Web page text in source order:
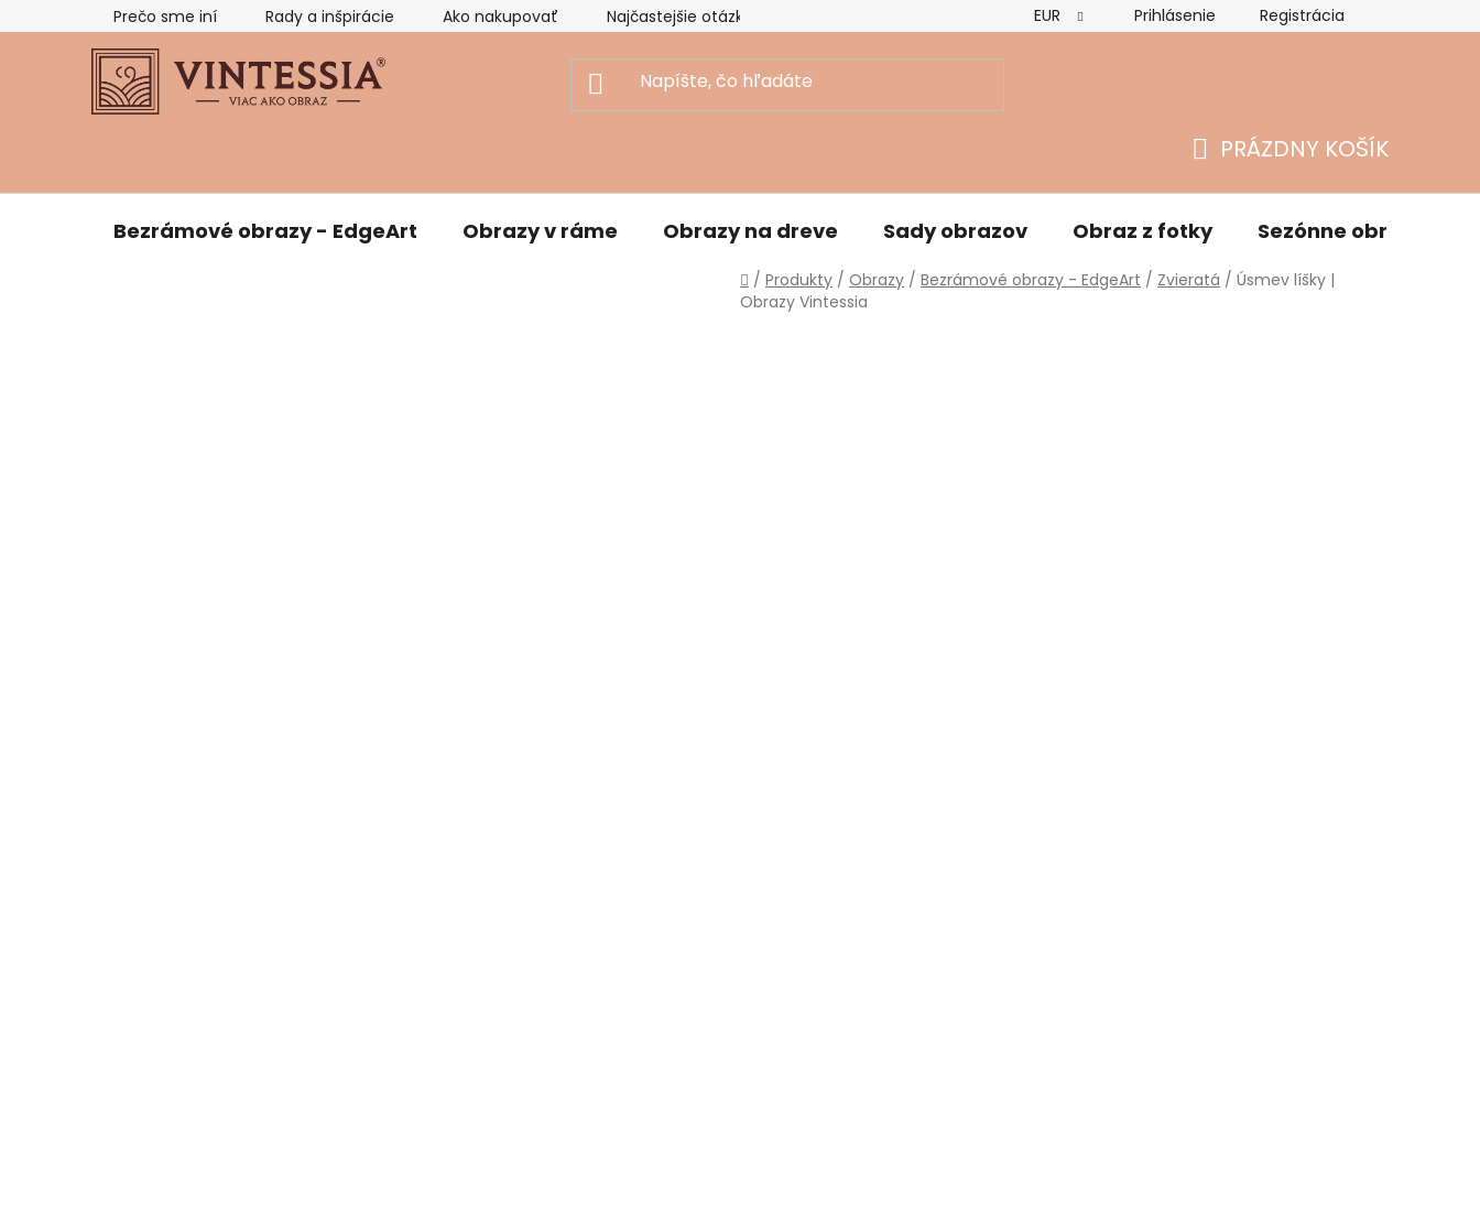
na
Prečo sme iní Rady a inšpirácie Ako nakupovať Najčastejšie otázky Hodnotenie obchodu Vrátenie tovaru a reklamácie
EUR Prihlásenie Registrácia
KOŠÍK
PRÁZDNY KOŠÍK
Bezrámové obrazy - EdgeArt Obrazy v ráme Obrazy na dreve Sady obrazov Obraz z fotky Sezónne obrazy
Domov
/ Produkty / Obrazy / Bezrámové obrazy - EdgeArt / Zvieratá / Úsmev líšky |
Obrazy Vintessia